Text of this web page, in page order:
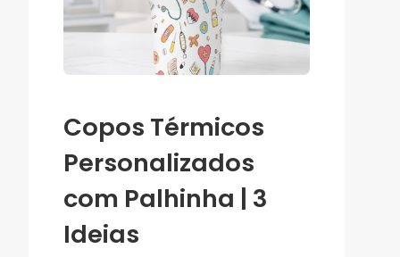
Copos Térmicos
Personalizados
com Palhinha | 3
Ideias